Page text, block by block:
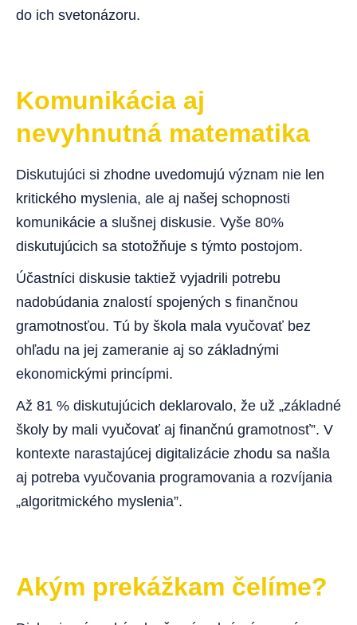
do ich svetonázoru.
Komunikácia aj
nevyhnutná matematika
Diskutujúci si zhodne uvedomujú význam nie len
kritického myslenia, ale aj našej schopnosti
komunikácie a slušnej diskusie. Vyše 80%
diskutujúcich sa stotožňuje s týmto postojom.
Účastníci diskusie taktiež vyjadrili potrebu
nadobúdania znalostí spojených s finančnou
gramotnosťou. Tú by škola mala vyučovať bez
ohľadu na jej zameranie aj so základnými
ekonomickými princípmi.
Až 81 % diskutujúcich deklarovalo, že už „základné
školy by mali vyučovať aj finančnú gramotnosť”. V
kontexte narastajúcej digitalizácie zhodu sa našla
aj potreba vyučovania programovania a rozvíjania
„algoritmického myslenia”.
Akým prekážkam čelíme?